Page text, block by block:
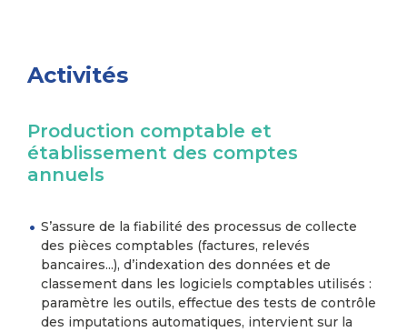
Activités
Production comptable et
établissement des comptes
annuels
S’assure de la fiabilité des processus de collecte
des pièces comptables (factures, relevés
bancaires...), d’indexation des données et de
classement dans les logiciels comptables utilisés :
paramètre les outils, effectue des tests de contrôle
des imputations automatiques, intervient sur la